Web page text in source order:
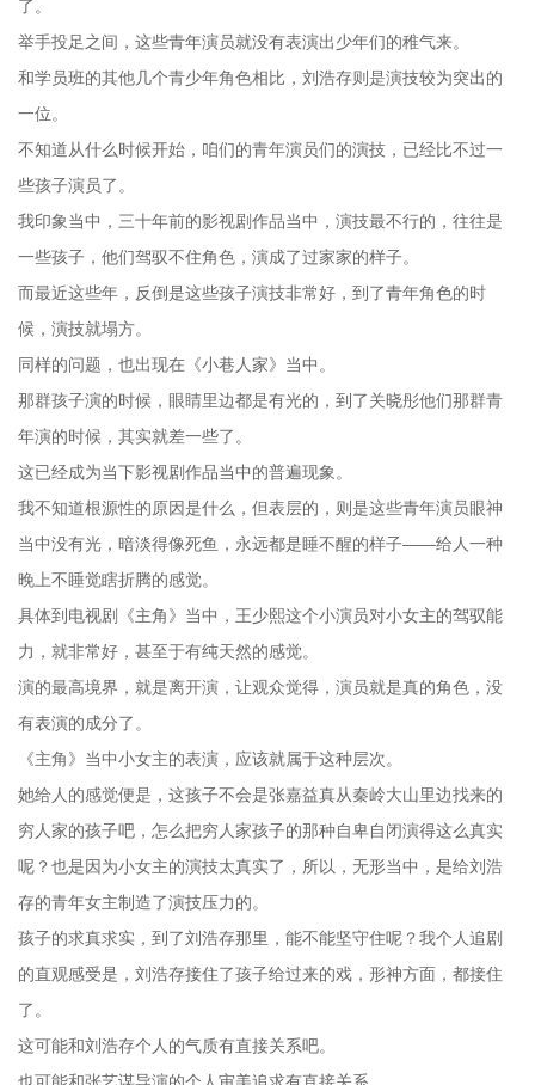
了。
举手投足之间，这些青年演员就没有表演出少年们的稚气来。
和学员班的其他几个青少年角色相比，刘浩存则是演技较为突出的
一位。
不知道从什么时候开始，咱们的青年演员们的演技，已经比不过一
些孩子演员了。
我印象当中，三十年前的影视剧作品当中，演技最不行的，往往是
一些孩子，他们驾驭不住角色，演成了过家家的样子。
而最近这些年，反倒是这些孩子演技非常好，到了青年角色的时
候，演技就塌方。
同样的问题，也出现在《小巷人家》当中。
那群孩子演的时候，眼睛里边都是有光的，到了关晓彤他们那群青
年演的时候，其实就差一些了。
这已经成为当下影视剧作品当中的普遍现象。
我不知道根源性的原因是什么，但表层的，则是这些青年演员眼神
当中没有光，暗淡得像死鱼，永远都是睡不醒的样子——给人一种
晚上不睡觉瞎折腾的感觉。
具体到电视剧《主角》当中，王少熙这个小演员对小女主的驾驭能
力，就非常好，甚至于有纯天然的感觉。
演的最高境界，就是离开演，让观众觉得，演员就是真的角色，没
有表演的成分了。
《主角》当中小女主的表演，应该就属于这种层次。
她给人的感觉便是，这孩子不会是张嘉益真从秦岭大山里边找来的
穷人家的孩子吧，怎么把穷人家孩子的那种自卑自闭演得这么真实
呢？也是因为小女主的演技太真实了，所以，无形当中，是给刘浩
存的青年女主制造了演技压力的。
孩子的求真求实，到了刘浩存那里，能不能坚守住呢？我个人追剧
的直观感受是，刘浩存接住了孩子给过来的戏，形神方面，都接住
了。
这可能和刘浩存个人的气质有直接关系吧。
也可能和张艺谋导演的个人审美追求有直接关系。